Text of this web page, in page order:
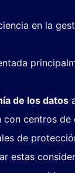
en la
de los datos
centros
de
estas